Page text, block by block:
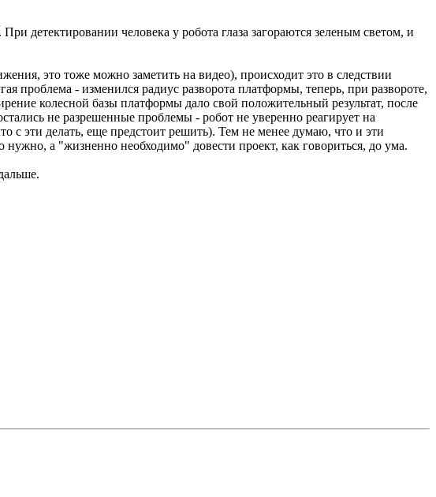
детектировании человека у робота глаза загораются зеленым cветом, и
это тоже можно заметить на видео), происходит это в следствии
проблема - изменился радиус разворота платформы, теперь, при развороте,
колесной базы платформы дало свой положительный результат, после
не разрешенные проблемы - робот не уверенно реагирует на
с эти делать, еще предстоит решить). Тем не менее думаю, что и эти
а "жизненно необходимо" довести проект, как говориться, до ума.